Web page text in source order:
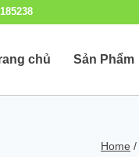
chủ Sản Phẩm
Home /